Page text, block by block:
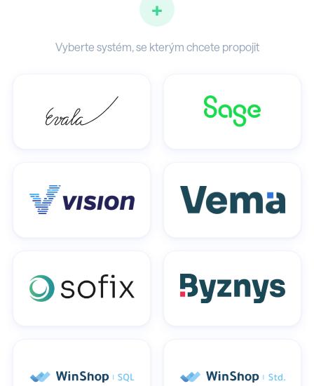
+
Vyberte systém, se kterým chcete propojit